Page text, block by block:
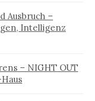
Ausbruch –
Intelligenz
– NIGHT OUT